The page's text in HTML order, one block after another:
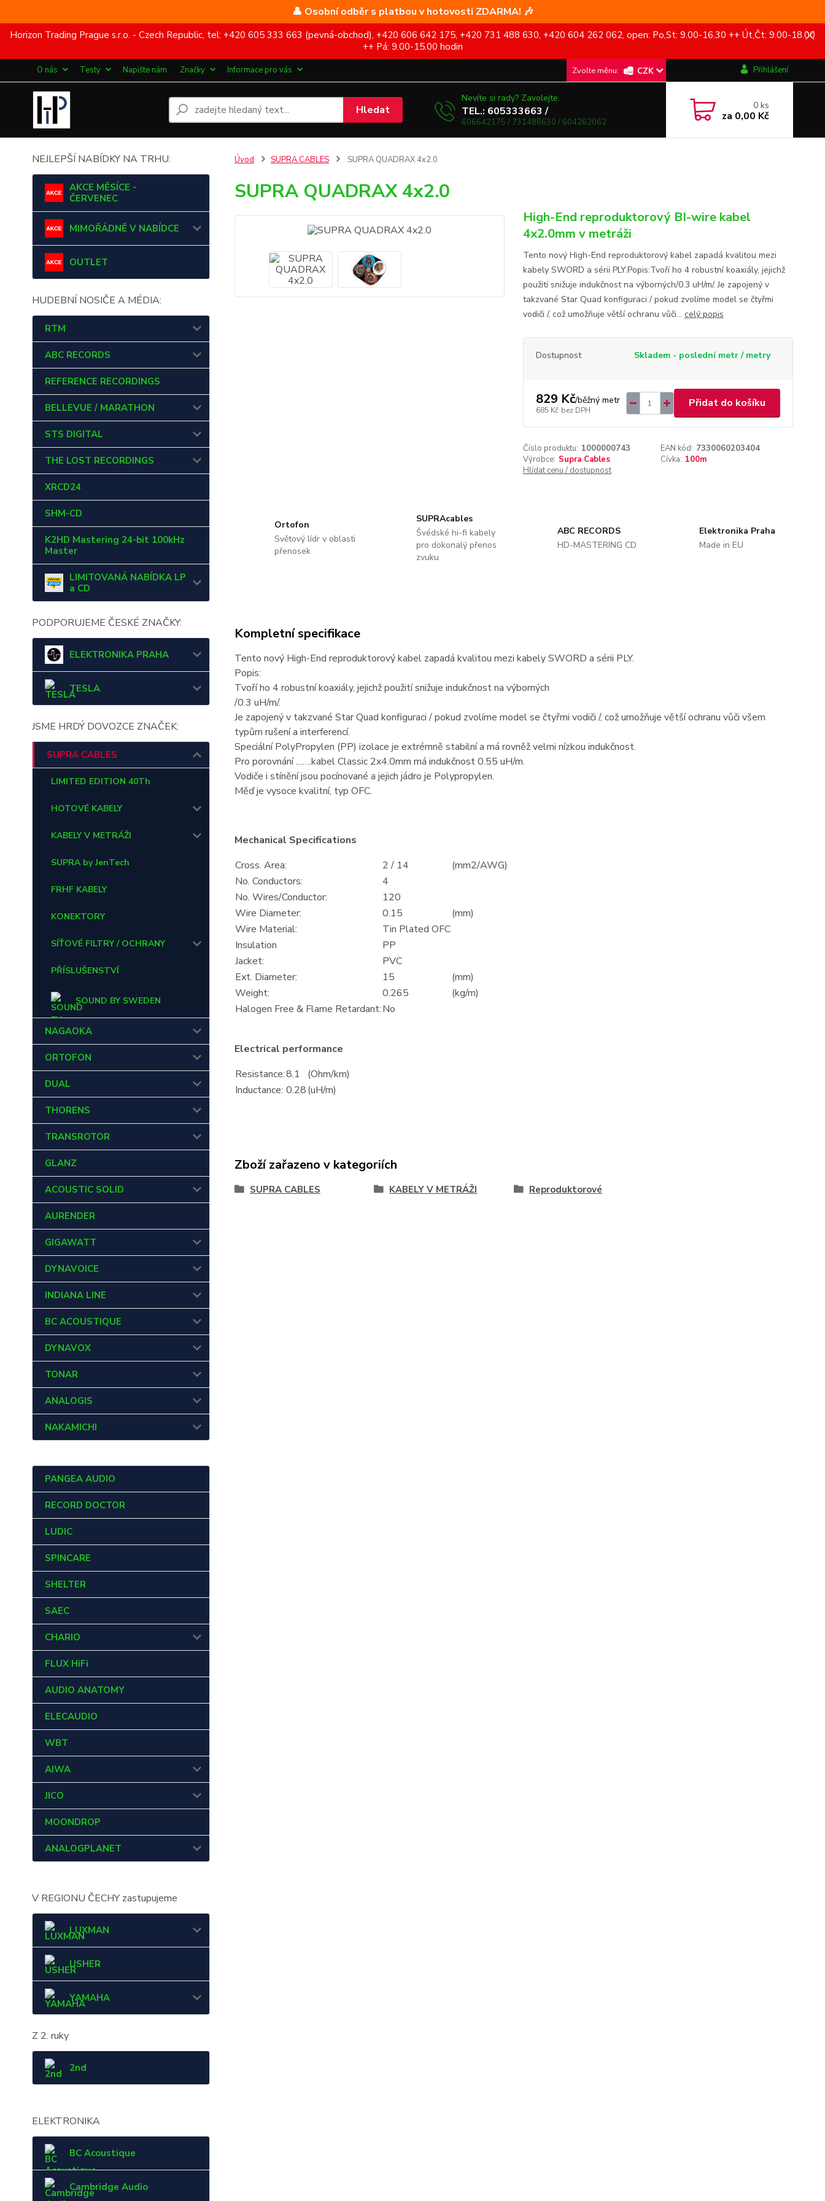
👤 Osobní odběr s platbou v hotovosti ZDARMA! 🎶
Horizon Trading Prague s.r.o. - Czech Republic, tel: +420 605 333 663 (pevná-obchod), +420 606 642 175, +420 731 488 630, +420 604 262 062, open: Po,St: 9.00-16.30 ++ Út,Čt: 9.00-18.00
++ Pá: 9.00-15.00 hodin
O nás Testy Napište nám Značky Informace pro vás CZK Přihlášení
Hledat
Nevíte si rady? Zavolejte.
TEL.: 605333663 /
606642175 / 731488630 / 604262062
0ks
za 0,00 Kč
NEJLEPŠÍ NABÍDKY NA TRHU:
AKCE MĚSÍCE -
ČERVENEC
MIMOŘÁDNĚ V NABÍDCE
OUTLET
HUDEBNÍ NOSIČE A MÉDIA:
RTM
ABC RECORDS
REFERENCE RECORDINGS
BELLEVUE / MARATHON
STS DIGITAL
THE LOST RECORDINGS
XRCD24
SHM-CD
K2HD Mastering 24-bit 100kHz
Master
LIMITOVANÁ NABÍDKA LP
a CD
PODPORUJEME ČESKÉ ZNAČKY:
ELEKTRONIKA PRAHA
TESLA
JSME HRDÝ DOVOZCE ZNAČEK:
SUPRA CABLES
LIMITED EDITION 40Th
HOTOVÉ KABELY
KABELY V METRÁŽI
SUPRA by JenTech
FRHF KABELY
KONEKTORY
SÍŤOVÉ FILTRY / OCHRANY
PŘÍSLUŠENSTVÍ
SOUND BY SWEDEN
NAGAOKA
ORTOFON
DUAL
THORENS
TRANSROTOR
GLANZ
ACOUSTIC SOLID
AURENDER
GIGAWATT
DYNAVOICE
INDIANA LINE
BC ACOUSTIQUE
DYNAVOX
TONAR
ANALOGIS
NAKAMICHI
PANGEA AUDIO
RECORD DOCTOR
LUDIC
SPINCARE
SHELTER
SAEC
CHARIO
FLUX HiFi
AUDIO ANATOMY
ELECAUDIO
WBT
AIWA
JICO
MOONDROP
ANALOGPLANET
V REGIONU ČECHY zastupujeme
LUXMAN
USHER
YAMAHA
Z 2. ruky
2nd
ELEKTRONIKA
BC Acoustique
Cambridge Audio
Úvod SUPRA CABLES SUPRA QUADRAX 4x2.0
SUPRA QUADRAX 4x2.0
High-End reproduktorový BI-wire kabel
4x2.0mm v metráži
Tento nový High-End reproduktorový kabel zapadá kvalitou mezi
kabely SWORD a sérii PLY.Popis:Tvoří ho 4 robustní koaxiály, jejichž
použití snižuje indukčnost na výborných/0.3 uH/m/. Je zapojený v
takzvané Star Quad konfiguraci / pokud zvolíme model se čtyřmi
vodiči /, což umožňuje větší ochranu vůči... celý popis
Dostupnost Skladem - poslední metr / metry
829 Kč/běžný metr
685 Kč bez DPH
Přidat do košíku
Číslo produktu: 1000000743 EAN kód: 7330060203404
Výrobce: Supra Cables Cívka: 100m
Hlídat cenu / dostupnost
Ortofon
Světový lídr v oblasti
přenosek
SUPRAcables
Švédské hi-fi kabely
pro dokonalý přenos
zvuku
ABC RECORDS
HD-MASTERING CD
Elektronika Praha
Made in EU
Kompletní specifikace
Tento nový High-End reproduktorový kabel zapadá kvalitou mezi kabely SWORD a sérii PLY.
Popis:
Tvoří ho 4 robustní koaxiály, jejichž použití snižuje indukčnost na výborných
/0.3 uH/m/.
Je zapojený v takzvané Star Quad konfiguraci / pokud zvolíme model se čtyřmi vodiči /, což umožňuje větší ochranu vůči všem
typům rušení a interferencí.
Speciální PolyPropylen (PP) izolace je extrémně stabilní a má rovněž velmi nízkou indukčnost.
Pro porovnání …….kabel Classic 2x4.0mm má indukčnost 0.55 uH/m.
Vodiče i stínění jsou pocínované a jejich jádro je Polypropylen.
Měď je vysoce kvalitní, typ OFC.
Mechanical Specifications
Cross. Area:
2 / 14
(mm2/AWG)
No. Conductors:
4
No. Wires/Conductor:
120
Wire Diameter:
0.15
(mm)
Wire Material:
Tin Plated OFC
Insulation
PP
Jacket:
PVC
Ext. Diameter:
15
(mm)
Weight:
0.265
(kg/m)
Halogen Free & Flame Retardant:No
Electrical performance
Resistance:8.1
(Ohm/km)
Inductance: 0.28(uH/m)
Zboží zařazeno v kategoriích
SUPRA CABLES KABELY V METRÁŽI Reproduktorové